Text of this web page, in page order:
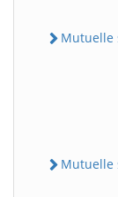
Mutuelle
Mutuelle